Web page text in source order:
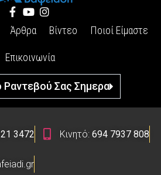
Άρθρα Βίντεο Ποιοί Είμαστε
Επικοινωνία
Ραντεβού Σας Σημερα
3472 Κινητό: 694 7937 808